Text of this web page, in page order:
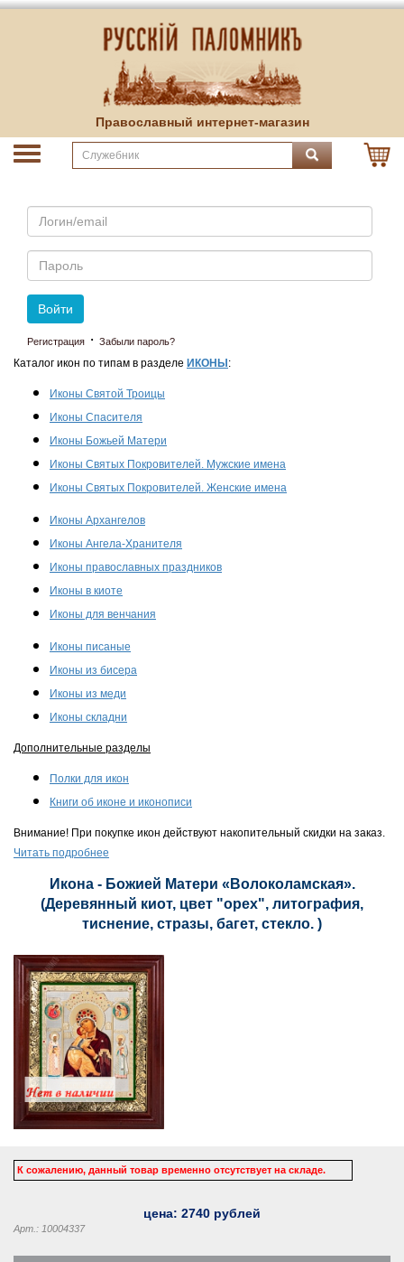
Православный интернет-магазин
Email
Пароль
Войти
Регистрация · Забыли пароль?
Каталог икон по типам в разделе ИКОНЫ :
Иконы Святой Троицы
Иконы Спасителя
Иконы Божьей Матери
Иконы Святых Покровителей. Мужские имена
Иконы Святых Покровителей. Женские имена
Иконы Архангелов
Иконы Ангела-Хранителя
Иконы православных праздников
Иконы в киоте
Иконы для венчания
Иконы писаные
Иконы из бисера
Иконы из меди
Иконы складни
Дополнительные разделы
Полки для икон
Книги об иконе и иконописи
Внимание! При покупке икон действуют накопительный скидки на заказ.
Читать подробнее
Икона - Божией Матери «Волоколамская».
(Деревянный киот, цвет "орех", литография,
тиснение, стразы, багет, стекло. )
К сожалению, данный товар временно отсутствует на складе.
цена: 2740 рублей
Арт.: 10004337